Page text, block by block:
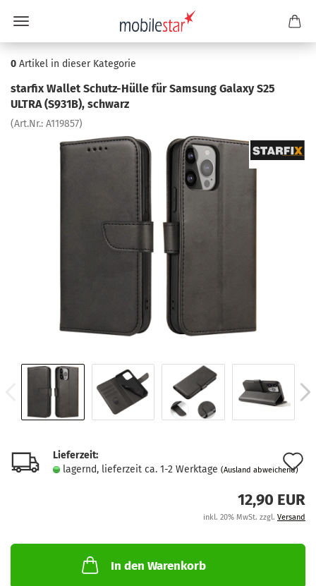
0 Artikel in dieser Kategorie
star­fix Wal­let Schutz-​Hülle für Sam­sung Ga­la­xy S25
ULTRA (S931B), schwarz
(Art.Nr.: A119857)
Lieferzeit:
lagernd, lieferzeit ca. 1-2 Werktage (Ausland abweichend)
12,90 EUR
inkl. 20% MwSt. zzgl. Versand
In den Warenkorb